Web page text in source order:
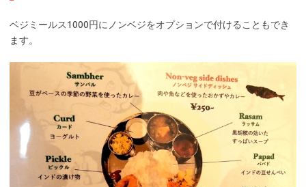
ベジミールス1000円にノンベジをオプションで付けることもでき
ます。